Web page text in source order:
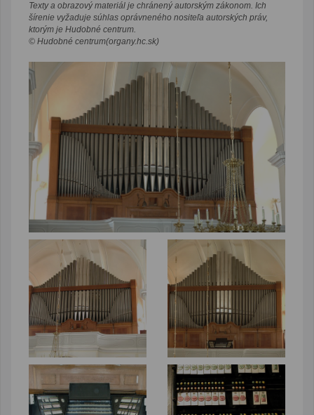
Texty a obrazový materiál je chránený autorským zákonom. Ich
šírenie vyžaduje súhlas oprávneného nositeľa autorských práv,
ktorým je Hudobné centrum.
© Hudobné centrum(organy.hc.sk)